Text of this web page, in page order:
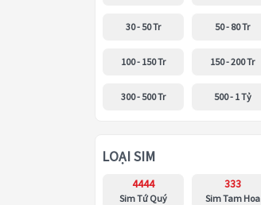
30 - 50 Tr 50 - 80 Tr
100 - 150 Tr 150 - 200 Tr
300 - 500 Tr 500 - 1 Tỷ
LOẠI SIM
4444
Sim Tứ Quý
333
Sim Tam Hoa